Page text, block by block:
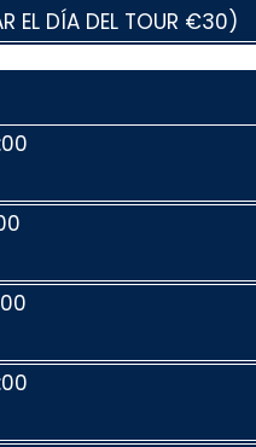
EL DÍA DEL TOUR €30)